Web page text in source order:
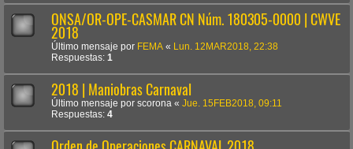
ONSA/OR-OPE-CASMAR CN Núm. 180305-0000 | CWVE
2018
Último mensaje por FEMA «
Lun. 12MAR2018, 22:38
Respuestas: 1
2018 | Maniobras Carnaval
Último mensaje por scorona « Jue. 15FEB2018, 09:11
Respuestas: 4